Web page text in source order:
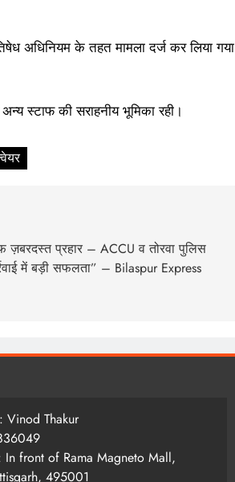
अधिनियम के तहत मामला दर्ज कर लिया गया
स्टाफ की सराहनीय भूमिका रही।
प्रहार – ACCU व तोरवा पुलिस
में बड़ी सफलता” – Bilaspur Express
Thakur
front of Rama Magneto Mall,
495001